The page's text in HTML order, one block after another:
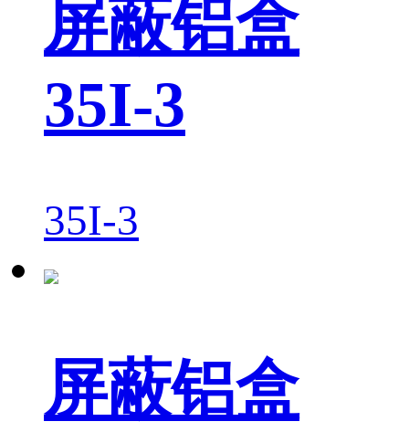
屏蔽铝盒
35I-3
35I-3
屏蔽铝盒